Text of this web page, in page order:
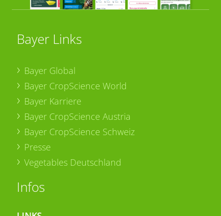
Bayer Links
Bayer Global
Bayer CropScience World
Bayer Karriere
Bayer CropScience Austria
Bayer CropScience Schweiz
Presse
Vegetables Deutschland
Infos